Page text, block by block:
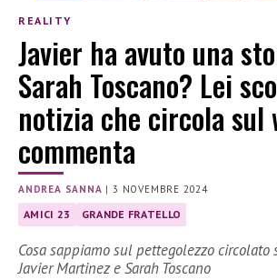
REALITY
Javier ha avuto una
Sarah Toscano? Lei
notizia che circola sul
commenta
ANDREA SANNA |3 NOVEMBRE 2024
AMICI 23 GRANDE FRATELLO
Cosa sappiamo sul pettegolezzo circolato
Javier Martinez e Sarah Toscano